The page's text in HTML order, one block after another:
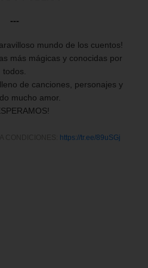
---
mundo de los cuentos!
más mágicas y conocidas por
todos.
de canciones, personajes y
mucho amor.
https://tr.ee/89uSGj